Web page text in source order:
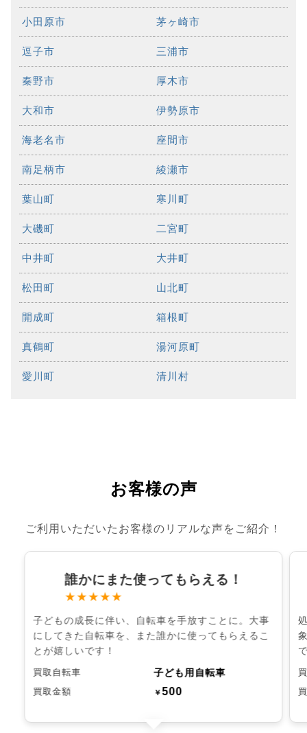
小田原市 茅ヶ崎市
逗子市 三浦市
秦野市 厚木市
大和市 伊勢原市
海老名市 座間市
南足柄市 綾瀬市
葉山町 寒川町
大磯町 二宮町
中井町 大井町
松田町 山北町
開成町 箱根町
真鶴町 湯河原町
愛川町 清川村
お客様の声
ご利用いただいたお客様のリアルな声をご紹介！
誰かにまた使ってもらえる！
★★★★★
子どもの成長に伴い、自転車を手放すことに。大事
にしてきた自転車を、また誰かに使ってもらえるこ
とが嬉しいです！
買取自転車 子ども用自転車
買取金額 ￥500